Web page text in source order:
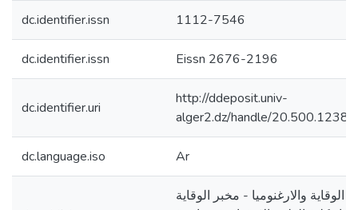
dc.identifier.issn 1112-7546
dc.identifier.issn Eissn 2676-2196
dc.identifier.uri
http://ddeposit.univ-
alger2.dz/handle/
dc.language.iso Ar
الوقاية والارغنوميا - مخبر الوقاية